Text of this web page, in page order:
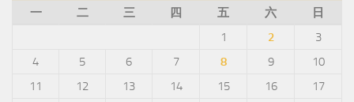
一
二 三 四 五 六
日
1
2
3
4
5 6 7 8 9
10
11
12 13 14 15 16
17